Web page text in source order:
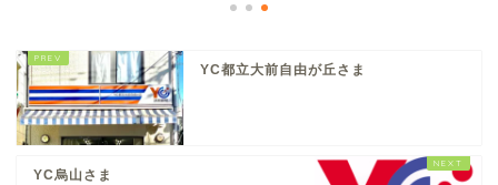
YC都立大前自由が丘さま
YC烏山さま